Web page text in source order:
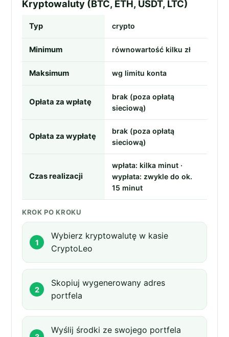
Kryptowaluty (BTC, ETH, USDT, LTC)
Typ crypto
Minimum równowartość kilku zł
Maksimum wg limitu konta
Opłata za wpłatę
brak (poza opłatą
sieciową)
Opłata za wypłatę
brak (poza opłatą
sieciową)
Czas realizacji
wpłata: kilka minut ·
wypłata: zwykle do ok.
15 minut
KROK PO KROKU
Wybierz kryptowalutę w kasie
CryptoLeo
Skopiuj wygenerowany adres
portfela
Wyślij środki ze swojego portfela